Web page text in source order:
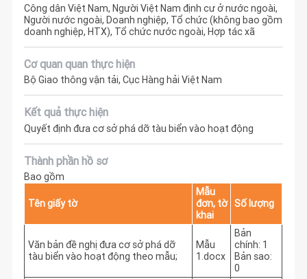
Công dân Việt Nam, Người Việt Nam định cư ở nước ngoài,
Người nước ngoài, Doanh nghiệp, Tổ chức (không bao gồm
doanh nghiệp, HTX), Tổ chức nước ngoài, Hợp tác xã
Cơ quan quan thực hiện
Bộ Giao thông vận tải, Cục Hàng hải Việt Nam
Kết quả thực hiện
Quyết định đưa cơ sở phá dỡ tàu biển vào hoạt động
Thành phần hồ sơ
Bao gồm
Tên giấy tờ
Mẫu
đơn, tờ
khai
Số lượng
Văn bản đề nghị đưa cơ sở phá dỡ
tàu biển vào hoạt động theo mẫu;
Mẫu
1.docx
Bản
chính: 1
Bản sao:
0